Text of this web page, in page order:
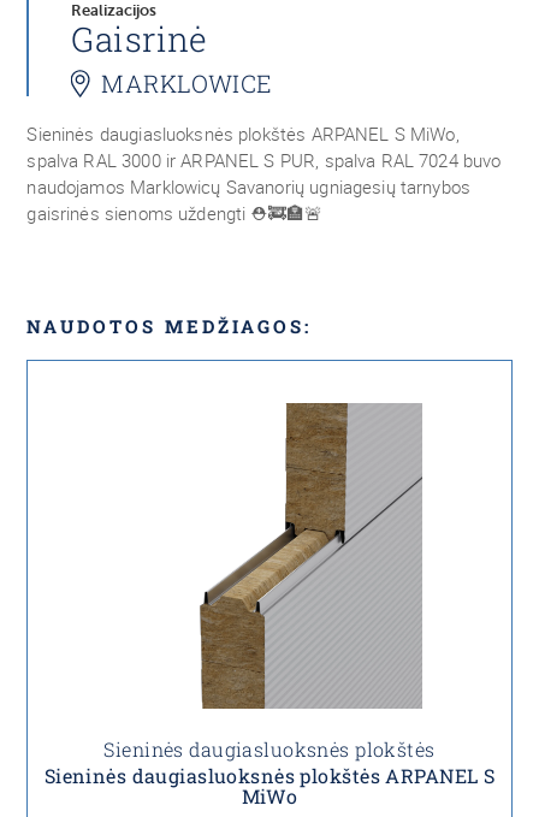
Realizacijos
Gaisrinė
MARKLOWICE
Sieninės daugiasluoksnės plokštės ARPANEL S MiWo,
spalva RAL 3000 ir ARPANEL S PUR, spalva RAL 7024 buvo
naudojamos Marklowicų Savanorių ugniagesių tarnybos
gaisrinės sienoms uždengti ⛑🚒🏣🚨
NAUDOTOS MEDŽIAGOS:
Sieninės daugiasluoksnės plokštės
Sieninės daugiasluoksnės plokštės ARPANEL S
MiWo